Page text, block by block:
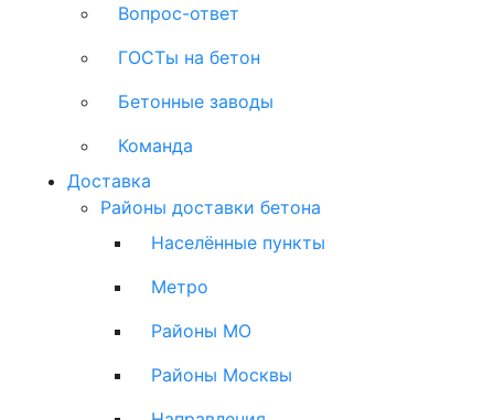
Вопрос-ответ
ГОСТы на бетон
Бетонные заводы
Команда
Доставка
Районы доставки бетона
Населённые пункты
Метро
Районы МО
Районы Москвы